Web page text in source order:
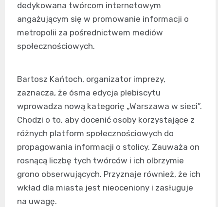
dedykowana twórcom internetowym
angażującym się w promowanie informacji o
metropolii za pośrednictwem mediów
społecznościowych.
Bartosz Kańtoch, organizator imprezy,
zaznacza, że ósma edycja plebiscytu
wprowadza nową kategorię „Warszawa w sieci”.
Chodzi o to, aby docenić osoby korzystające z
różnych platform społecznościowych do
propagowania informacji o stolicy. Zauważa on
rosnącą liczbę tych twórców i ich olbrzymie
grono obserwujących. Przyznaje również, że ich
wkład dla miasta jest nieoceniony i zasługuje
na uwagę.